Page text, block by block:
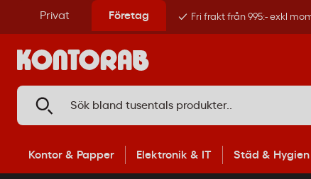
Privat Företag Fri frakt från 995:- exkl
Kontor & Papper Elektronik & IT Städ & Hygien